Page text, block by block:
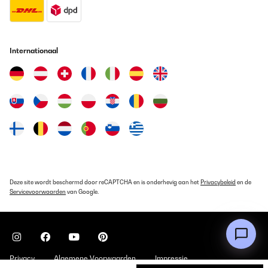
inner pot to clean and i don't see a help other than manual i
emailed company and no direct help! a video cleaning with citric
the spout for cleaning or is it just for inner pot? I'm not sure the
inner pot comes out as it says in manual and worry i might by
Amazon-Benutzer
GECONTROLEERDE BEOORDELING
Internationaal
Deze site wordt beschermd door reCAPTCHA en is onderhevig aan het Privacybeleid en de
Servicevoorwaarden van Google.
Privacy Algemene Voorwaarden Impressie